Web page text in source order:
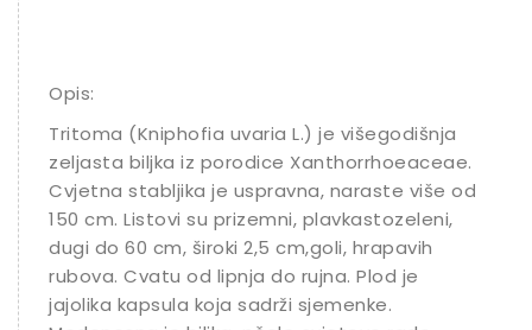
Opis:
Tritoma (Kniphofia uvaria L.) je višegodišnja
zeljasta biljka iz porodice Xanthorrhoeaceae.
Cvjetna stabljika je uspravna, naraste više od
150 cm. Listovi su prizemni, plavkastozeleni,
dugi do 60 cm, široki 2,5 cm,goli, hrapavih
rubova. Cvatu od lipnja do rujna. Plod je
jajolika kapsula koja sadrži sjemenke.